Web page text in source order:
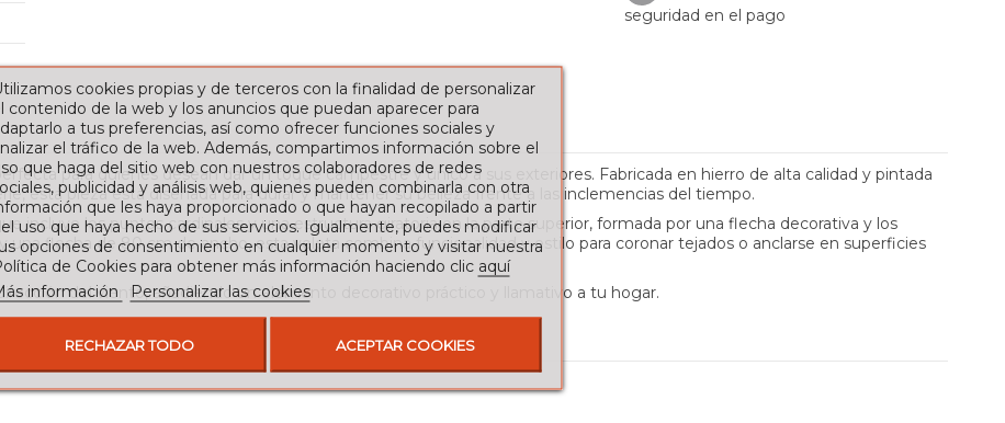
seguridad en el pago
para quienes desean dar un toque campestre y único a sus exteriores. Fabricada en hierro de alta calidad y pintada
esta pieza está diseñada para durar y mantener su belleza frente a las inclemencias del tiempo.
incluye los puntos cardinales y una estructura giratoria en la parte superior, formada por una flecha decorativa y los
flecha de 80 cm de ancho, esta veleta combina funcionalidad y estilo para coronar tejados o anclarse en superficies
del viento, añadiendo un elemento decorativo práctico y llamativo a tu hogar.
cookies propias y de terceros con la finalidad de personalizar
contenido de la web y los anuncios que puedan aparecer para
a tus preferencias, así como ofrecer funciones sociales y
el tráfico de la web. Además, compartimos información sobre el
que haga del sitio web con nuestros colaboradores de redes
publicidad y análisis web, quienes pueden combinarla con otra
que les haya proporcionado o que hayan recopilado a partir
uso que haya hecho de sus servicios. Igualmente, puedes modificar
opciones de consentimiento en cualquier momento y visitar nuestra
de Cookies para obtener más información haciendo clic aquí
información
Personalizar las cookies
RECHAZAR TODO ACEPTAR COOKIES